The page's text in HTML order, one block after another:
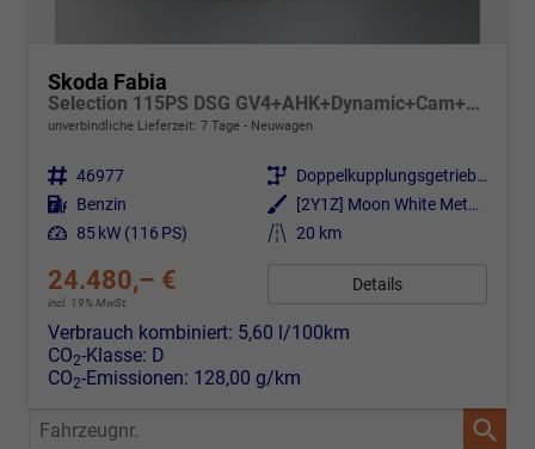
Skoda Fabia
Selection 115PS DSG GV4+AHK+Dynamic+Cam+Kessy+Alu16+Sitzheiz+Climatronic+PDCvohi
unverbindliche Lieferzeit: 7 Tage Neuwagen
Fahrzeugnr. 46977 Getriebe
Doppelkupplungsgetriebe (DSG)
Kraftstoff Benzin Außenfarbe
[2Y1Z] Moon White Metallic / Dach Schwarz
Leistung 85 kW (116 PS) Kilometerstand 20 km
24.480,– €
incl. 19% MwSt.
Details
Verbrauch kombiniert: 5,60 l/100km
CO2-Klasse: D
CO2-Emissionen: 128,00 g/km
Fahrzeugnr.